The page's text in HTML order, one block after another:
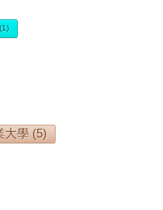
大學 (5)